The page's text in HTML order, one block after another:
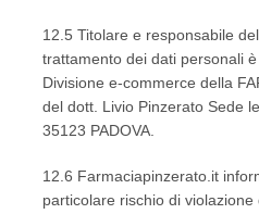
12.5 Titolare e responsabile
trattamento dei dati personali
Divisione e-commerce della
del dott. Livio Pinzerato Sede
35123 PADOVA.
12.6 Farmaciapinzerato.it
particolare rischio di